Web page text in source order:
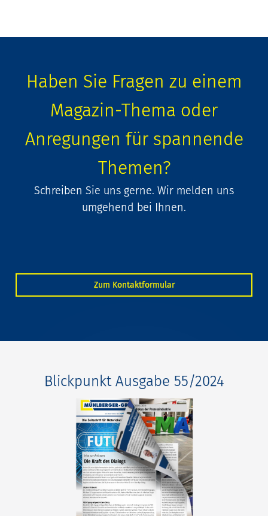
Haben Sie Fragen zu einem
Magazin-Thema oder
Anregungen für spannende
Themen?
Schreiben Sie uns gerne. Wir melden uns
umgehend bei Ihnen.
Zum Kontaktformular
Blickpunkt Ausgabe 55/2024